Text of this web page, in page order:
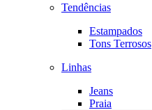
Tendências
Estampados
Tons Terrosos
Linhas
Jeans
Praia